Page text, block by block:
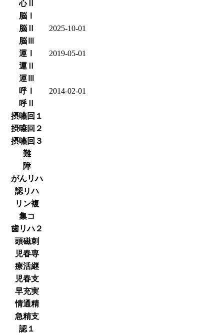
心Ⅱ
脳Ⅰ
脳Ⅱ
2025-10-01
脳Ⅲ
運Ⅰ
2019-05-01
運Ⅱ
運Ⅲ
呼Ⅰ
2014-02-01
呼Ⅱ
摂嚥回１
摂嚥回２
摂嚥回３
難
障
がんリハ
認リハ
リン複
集コ
歯リハ２
頭磁刺
児春専
療活継
児春支
早充実
情通精
急精支
認１